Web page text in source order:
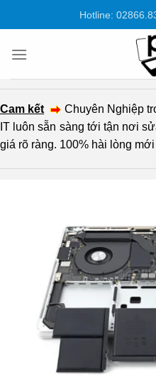
dung
Hotline:
Cam kết
Chuyên Nghiệp
IT luôn sẵn sàng tới tận nơi
giá rõ ràng. 100% hài lòng mới